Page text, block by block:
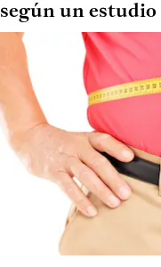
según un estudio